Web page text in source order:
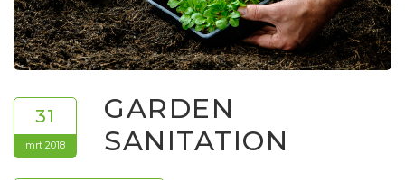
31
mrt 2018
GARDEN
SANITATION